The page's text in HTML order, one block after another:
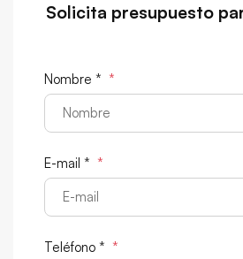
Solicita presupuesto
Nombre * *
E-mail * *
Teléfono * *